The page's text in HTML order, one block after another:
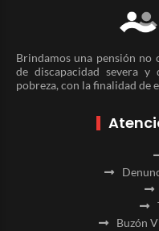
Brindamos una pensión no
de discapacidad severa
pobreza, con la finalidad de
Buzón